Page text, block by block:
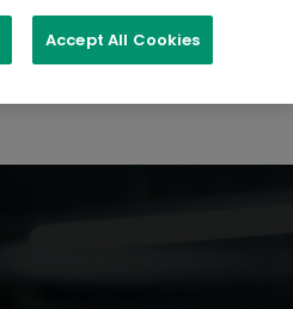
Accept All Cookies